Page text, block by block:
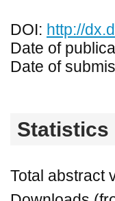
DOI: http://
Date of
Date of
Statistics
Total abstract